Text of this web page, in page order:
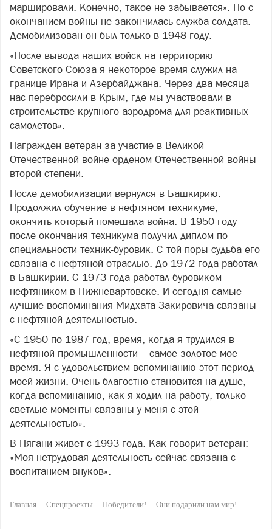
маршировали. Конечно, такое не забывается». Но с
окончанием войны не закончилась служба солдата.
Демобилизован он был только в 1948 году.
«После вывода наших войск на территорию
Советского Союза я некоторое время служил на
границе Ирана и Азербайджана. Через два месяца
нас перебросили в Крым, где мы участвовали в
строительстве крупного аэродрома для реактивных
самолетов».
Награжден ветеран за участие в Великой
Отечественной войне орденом Отечественной войны
второй степени.
После демобилизации вернулся в Башкирию.
Продолжил обучение в нефтяном техникуме,
окончить который помешала война. В 1950 году
после окончания техникума получил диплом по
специальности техник-буровик. С той поры судьба его
связана с нефтяной отраслью. До 1972 года работал
в Башкирии. С 1973 года работал буровиком-
нефтяником в Нижневартовске. И сегодня самые
лучшие воспоминания Мидхата Закировича связаны
с нефтяной деятельностью.
«С 1950 по 1987 год, время, когда я трудился в
нефтяной промышленности – самое золотое мое
время. Я с удовольствием вспоминанию этот период
моей жизни. Очень благостно становится на душе,
когда вспоминанию, как я ходил на работу, только
светлые моменты связаны у меня с этой
деятельностью».
В Нягани живет с 1993 года. Как говорит ветеран:
«Моя нетрудовая деятельность сейчас связана с
воспитанием внуков».
Главная Спецпроекты Победители! Они подарили нам мир!